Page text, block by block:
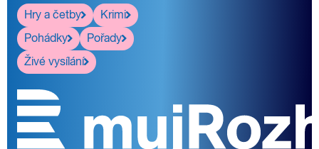
Hry a četby
Krimi
Pohádky
Pořady
Živé vysílání